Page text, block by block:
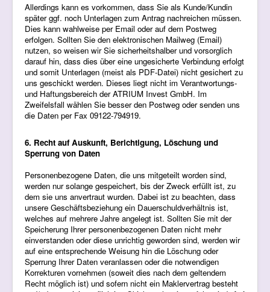
Allerdings kann es vorkommen, dass Sie als Kunde/Kundin
später ggf. noch Unterlagen zum Antrag nachreichen müssen.
Dies kann wahlweise per Email oder auf dem Postweg
erfolgen. Sollten Sie den elektronischen Mailweg (Email)
nutzen, so weisen wir Sie sicherheitshalber und vorsorglich
darauf hin, dass dies über eine ungesicherte Verbindung erfolgt
und somit Unterlagen (meist als PDF-Datei) nicht gesichert zu
uns geschickt werden. Dieses liegt nicht im Verantwortungs-
und Haftungsbereich der ATRIUM Invest GmbH. Im
Zweifelsfall wählen Sie besser den Postweg oder senden uns
die Daten per Fax 09122-794919.
6. Recht auf Auskunft, Berichtigung, Löschung und
Sperrung von Daten
Personenbezogene Daten, die uns mitgeteilt worden sind,
werden nur solange gespeichert, bis der Zweck erfüllt ist, zu
dem sie uns anvertraut wurden. Dabei ist zu beachten, dass
unsere Geschäftsbeziehung ein Dauerschuldverhältnis ist,
welches auf mehrere Jahre angelegt ist. Sollten Sie mit der
Speicherung Ihrer personenbezogenen Daten nicht mehr
einverstanden oder diese unrichtig geworden sind, werden wir
auf eine entsprechende Weisung hin die Löschung oder
Sperrung Ihrer Daten veranlassen oder die notwendigen
Korrekturen vornehmen (soweit dies nach dem geltendem
Recht möglich ist) und sofern nicht ein Maklervertrag besteht